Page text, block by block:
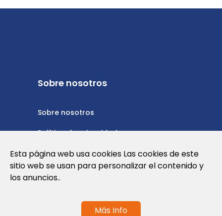
Sobre nosotros
Sobre nosotros
Política de privacidad
Política de cookies
Nota Legal y Condiciones de Uso de la
Esta página web usa cookies Las cookies de este
sitio web se usan para personalizar el contenido y
los anuncios..
Más Info